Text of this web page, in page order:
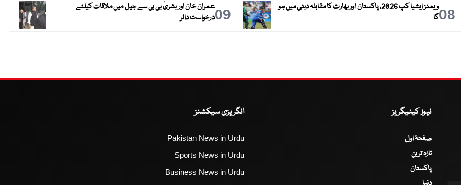
08
ویمنز ایشیا کپ 2026، پاکستان اور بھارت کا مقابلہ دبئی میں ہو
گا
09عمران خان اور بشریٰ بی بی سے جیل میں ملاقات کیلئے
درخواست دائر
نیوز کیٹیگریز
صفحۂ اول
تازہ ترین
پاکستان
انگریزی سیکشنز
Pakistan News in Urdu
Sports News in Urdu
Business News in Urdu